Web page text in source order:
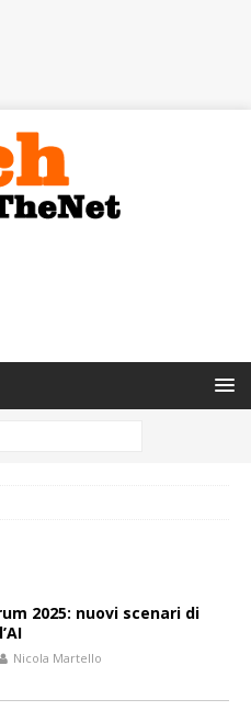
2025: nuovi scenari di
Nicola Martello